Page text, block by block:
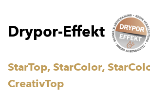
Drypor-Effekt
StarTop, StarColor,
CreativTop